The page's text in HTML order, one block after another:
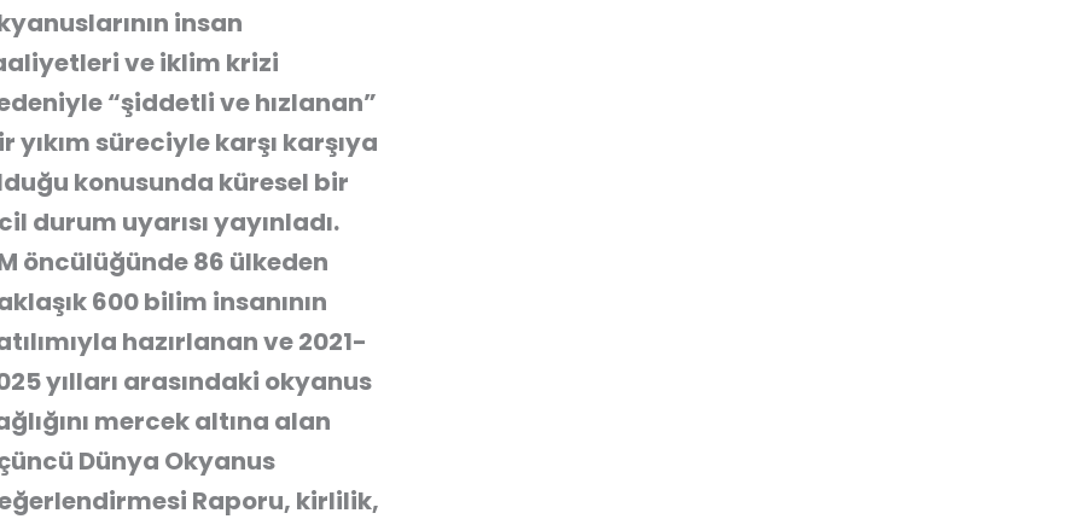
insan
ve iklim krizi
“şiddetli ve hızlanan”
yıkım süreciyle karşı karşıya
konusunda küresel bir
durum uyarısı yayınladı.
öncülüğünde 86 ülkeden
600 bilim insanının
hazırlanan ve 2021-
yılları arasındaki okyanus
mercek altına alan
Dünya Okyanus
Raporu, kirlilik,